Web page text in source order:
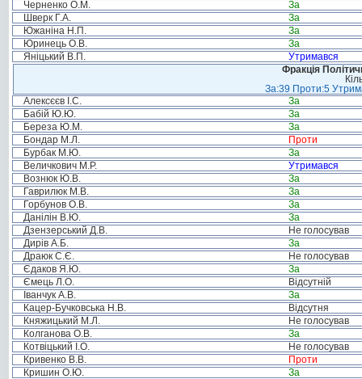
Черненко О.М.
За
Шверк Г.А.
За
Южаніна Н.П.
За
Юринець О.В.
За
Яніцький В.П.
Утримався
Фракція
За:39 Проти:5
Алексєєв І.С.
За
Бабій Ю.Ю.
За
Береза Ю.М.
За
Бондар М.Л.
Проти
Бурбак М.Ю.
За
Величкович М.Р.
Утримався
Вознюк Ю.В.
За
Гаврилюк М.В.
За
Горбунов О.В.
За
Данілін В.Ю.
За
Дзензерський Д.В.
Не голосував
Дирів А.Б.
За
Драюк С.Є.
Не голосував
Єдаков Я.Ю.
За
Ємець Л.О.
Відсутній
Іванчук А.В.
За
Кацер-Бучковська Н.В.
Відсутня
Княжицький М.Л.
Не голосував
Колганова О.В.
За
Котвіцький І.О.
Не голосував
Кривенко В.В.
Проти
Кришин О.Ю.
За